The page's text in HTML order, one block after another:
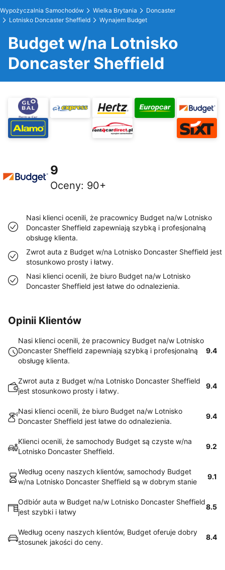
Wypożyczalnia Samochodów Wielka Brytania
Doncaster
Lotnisko Doncaster Sheffield
Wynajem Budget
Budget w/na Lotnisko
Doncaster Sheffield
9
Oceny: 90+
Nasi klienci ocenili, że pracownicy Budget na/w Lotnisko
Doncaster Sheffield zapewniają szybką i profesjonalną
obsługę klienta.
Zwrot auta z Budget w/na Lotnisko Doncaster Sheffield jest
stosunkowo prosty i łatwy.
Nasi klienci ocenili, że biuro Budget na/w Lotnisko
Doncaster Sheffield jest łatwe do odnalezienia.
Opinii Klientów
Nasi klienci ocenili, że pracownicy Budget na/w Lotnisko
Doncaster Sheffield zapewniają szybką i profesjonalną
obsługę klienta.
9.4
Zwrot auta z Budget w/na Lotnisko Doncaster Sheffield
jest stosunkowo prosty i łatwy.
9.4
Nasi klienci ocenili, że biuro Budget na/w Lotnisko
Doncaster Sheffield jest łatwe do odnalezienia.
9.4
Klienci ocenili, że samochody Budget są czyste w/na
Lotnisko Doncaster Sheffield.
9.2
Według oceny naszych klientów, samochody Budget
w/na Lotnisko Doncaster Sheffield są w dobrym stanie
9.1
Odbiór auta w Budget na/w Lotnisko Doncaster Sheffield
jest szybki i łatwy
8.5
Według oceny naszych klientów, Budget oferuje dobry
stosunek jakości do ceny.
8.4